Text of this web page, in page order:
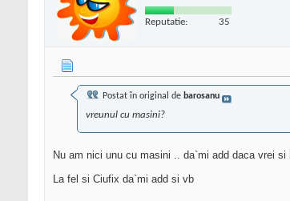
Reputatie: 35
Postat în original de barosanu
vreunul cu masini?
Nu am nici unu cu masini .. da`mi add daca vrei
La fel si Ciufix da`mi add si vb